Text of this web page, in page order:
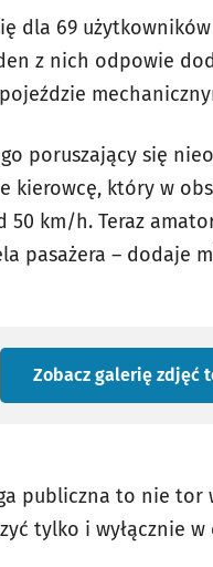
dla 69
z nich odpowie
poruszający się
kierowcę, który w
km/h. Teraz
pasażera – dodaje
Zobacz galerię zdjęć
publiczna to nie tor
tylko i wyłącznie